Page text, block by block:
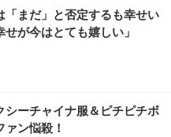
「まだ」と否定するも幸せい
が今はとても嬉しい」
シーチャイナ服＆ピチピチボ
ン悩殺！